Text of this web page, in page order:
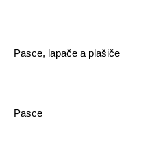
Pasce, lapače a plašiče
Pasce